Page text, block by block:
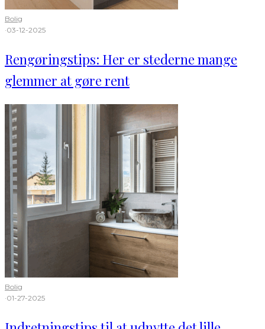
Bolig
·03-12-2025
Rengøringstips: Her er stederne mange
glemmer at gøre rent
Bolig
·01-27-2025